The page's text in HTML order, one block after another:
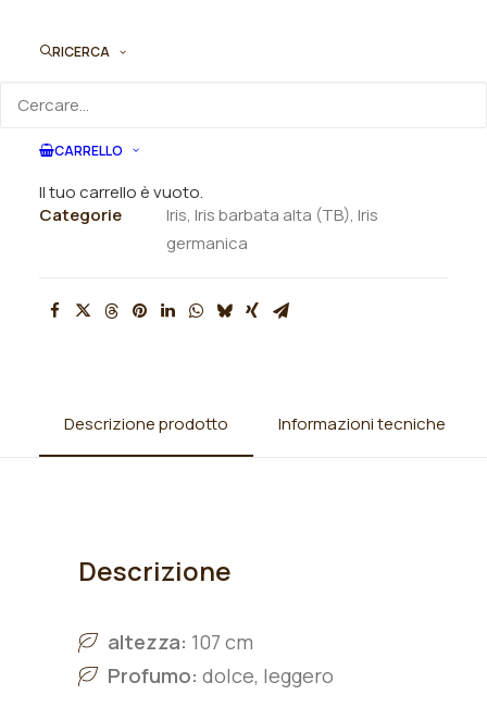
RICERCA
CARRELLO
Il tuo carrello è vuoto.
SKU
N/A
Categorie
Iris, Iris barbata alta (TB), Iris
germanica
Descrizione prodotto Informazioni tecniche
Descrizione
altezza: 107 cm
Profumo: dolce, leggero